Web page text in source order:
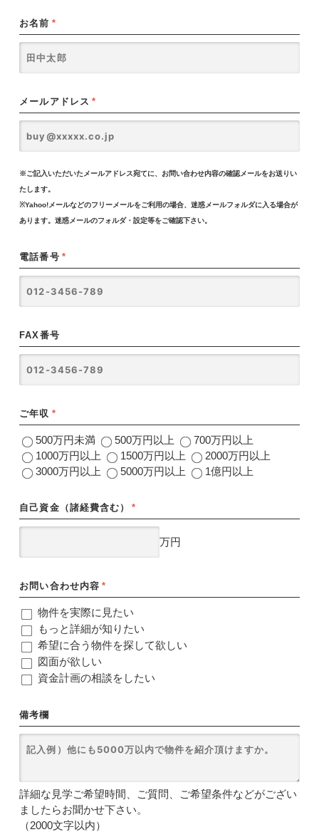
お名前 *
メールアドレス *
※ご記入いただいたメールアドレス宛てに、お問い合わせ内容の確認メールをお送りい
たします。
※Yahoo!メールなどのフリーメールをご利用の場合、迷惑メールフォルダに入る場合が
あります。迷惑メールのフォルダ・設定等をご確認下さい。
電話番号 *
FAX番号
ご年収 *
500万円未満 500万円以上
700万円以上
1000万円以上
1500万円以上
2000万円以上
3000万円以上
5000万円以上 1億円以上
自己資金（諸経費含む） *
万円
お問い合わせ内容 *
物件を実際に見たい
もっと詳細が知りたい
希望に合う物件を探して欲しい
図面が欲しい
資金計画の相談をしたい
備考欄
詳細な見学ご希望時間、ご質問、ご希望条件などがござい
ましたらお聞かせ下さい。
（2000文字以内）